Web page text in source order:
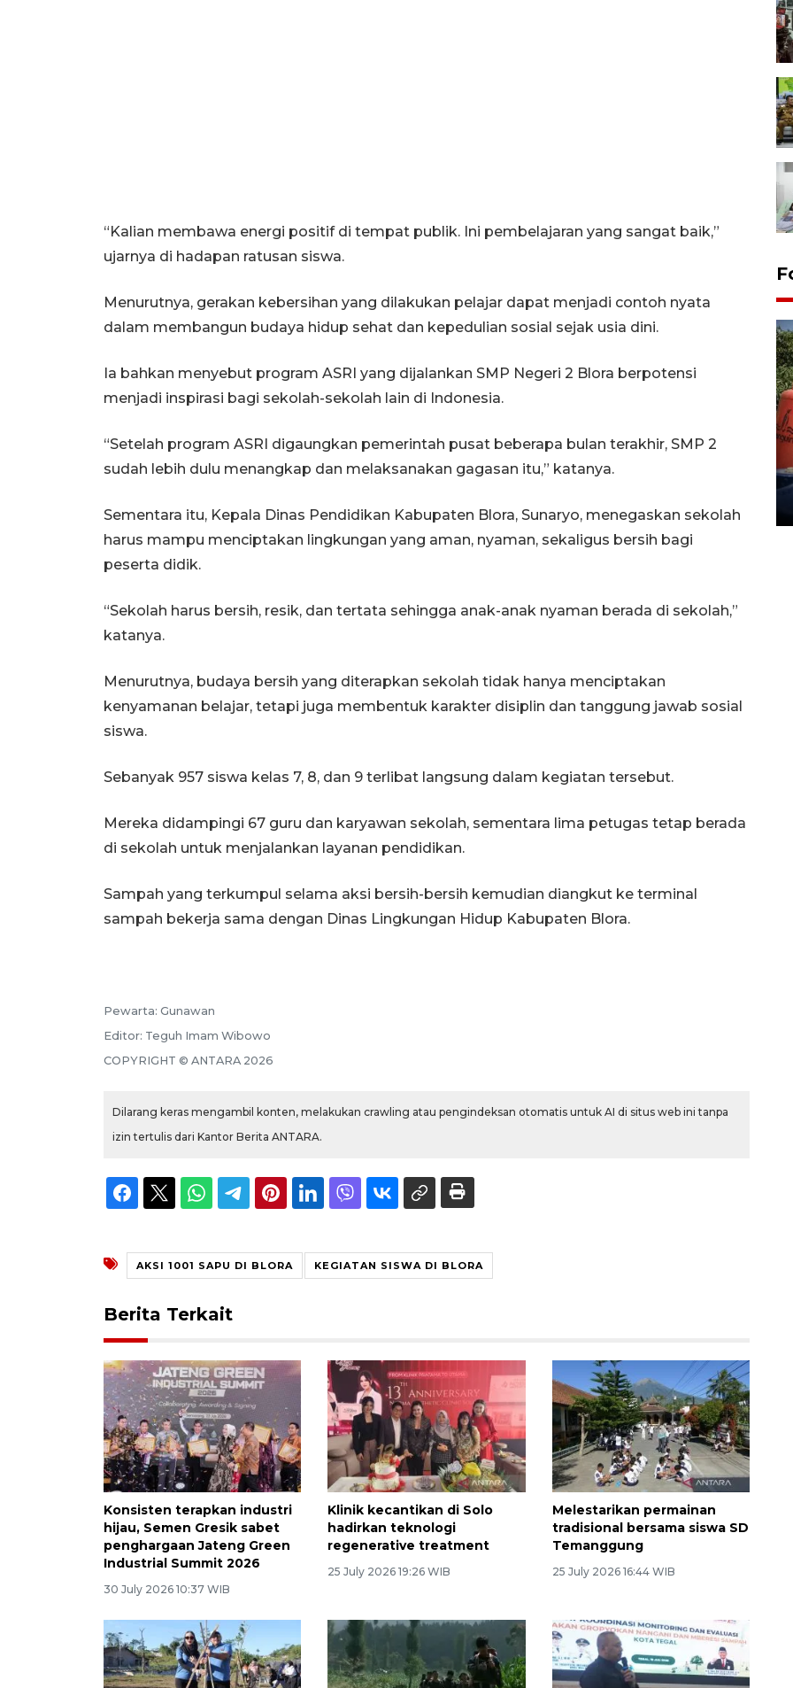
“Kalian membawa energi positif di tempat publik. Ini pembelajaran yang sangat baik,”
ujarnya di hadapan ratusan siswa.
Menurutnya, gerakan kebersihan yang dilakukan pelajar dapat menjadi contoh nyata
dalam membangun budaya hidup sehat dan kepedulian sosial sejak usia dini.
Ia bahkan menyebut program ASRI yang dijalankan SMP Negeri 2 Blora berpotensi
menjadi inspirasi bagi sekolah-sekolah lain di Indonesia.
“Setelah program ASRI digaungkan pemerintah pusat beberapa bulan terakhir, SMP 2
sudah lebih dulu menangkap dan melaksanakan gagasan itu,” katanya.
Sementara itu, Kepala Dinas Pendidikan Kabupaten Blora, Sunaryo, menegaskan sekolah
harus mampu menciptakan lingkungan yang aman, nyaman, sekaligus bersih bagi
peserta didik.
“Sekolah harus bersih, resik, dan tertata sehingga anak-anak nyaman berada di sekolah,”
katanya.
Menurutnya, budaya bersih yang diterapkan sekolah tidak hanya menciptakan
kenyamanan belajar, tetapi juga membentuk karakter disiplin dan tanggung jawab sosial
siswa.
Sebanyak 957 siswa kelas 7, 8, dan 9 terlibat langsung dalam kegiatan tersebut.
Mereka didampingi 67 guru dan karyawan sekolah, sementara lima petugas tetap berada
di sekolah untuk menjalankan layanan pendidikan.
Sampah yang terkumpul selama aksi bersih-bersih kemudian diangkut ke terminal
sampah bekerja sama dengan Dinas Lingkungan Hidup Kabupaten Blora.
Pewarta: Gunawan
Editor: Teguh Imam Wibowo
COPYRIGHT © ANTARA 2026
Dilarang keras mengambil konten, melakukan crawling atau pengindeksan otomatis untuk AI di situs web ini tanpa
izin tertulis dari Kantor Berita ANTARA.
AKSI 1001 SAPU DI BLORA KEGIATAN SISWA DI BLORA
Berita Terkait
Konsisten terapkan industri
hijau, Semen Gresik sabet
penghargaan Jateng Green
Industrial Summit 2026
30 July 2026 10:37 WIB
Klinik kecantikan di Solo
hadirkan teknologi
regenerative treatment
25 July 2026 19:26 WIB
Melestarikan permainan
tradisional bersama siswa SD
Temanggung
25 July 2026 16:44 WIB
Kemarau memuncak, air
Waduk Delingan Karanganyar
menyusut